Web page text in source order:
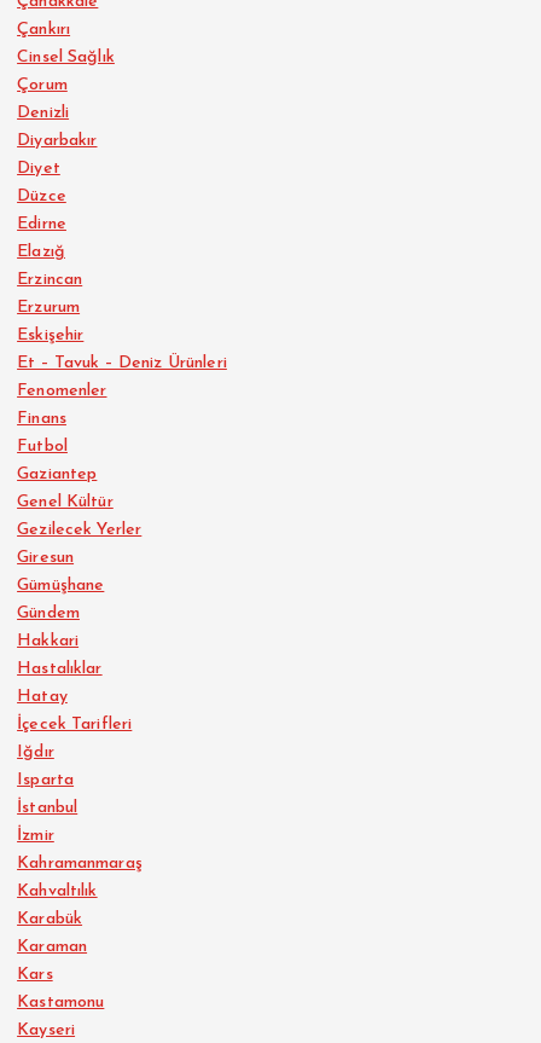
Çankırı
Cinsel Sağlık
Çorum
Denizli
Diyarbakır
Diyet
Düzce
Edirne
Elazığ
Erzincan
Erzurum
Eskişehir
Et – Tavuk – Deniz Ürünleri
Fenomenler
Finans
Futbol
Gaziantep
Genel Kültür
Gezilecek Yerler
Giresun
Gümüşhane
Gündem
Hakkari
Hastalıklar
Hatay
İçecek Tarifleri
Iğdır
Isparta
İstanbul
İzmir
Kahramanmaraş
Kahvaltılık
Karabük
Karaman
Kars
Kastamonu
Kayseri